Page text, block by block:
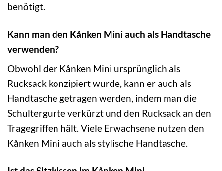
benötigt.
Kann man den Kånken Mini auch als Handtasche
verwenden?
Obwohl der Kånken Mini ursprünglich als
Rucksack konzipiert wurde, kann er auch als
Handtasche getragen werden, indem man die
Schultergurte verkürzt und den Rucksack an den
Tragegriffen hält. Viele Erwachsene nutzen den
Kånken Mini auch als stylische Handtasche.